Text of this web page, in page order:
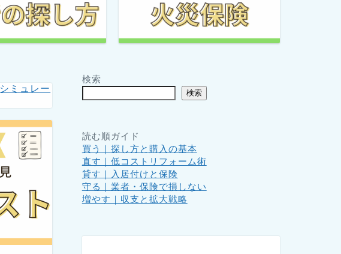
シミュレー
検索
検索
読む順ガイド
買う｜探し方と購入の基本
直す｜低コストリフォーム術
貸す｜入居付けと保険
守る｜業者・保険で損しない
増やす｜収支と拡大戦略